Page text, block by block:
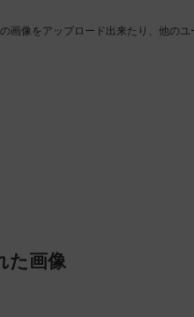
の画像をアップロード出来たり、他の
た画像